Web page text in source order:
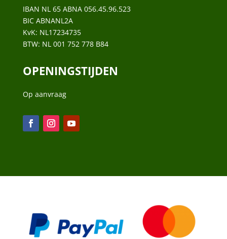
IBAN NL 65 ABNA 056.45.96.523
BIC ABNANL2A
KvK: NL17234735
BTW: NL 001 752 778 B84
OPENINGSTIJDEN
Op aanvraag